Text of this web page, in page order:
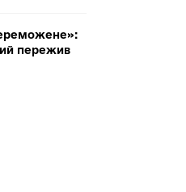
пережив